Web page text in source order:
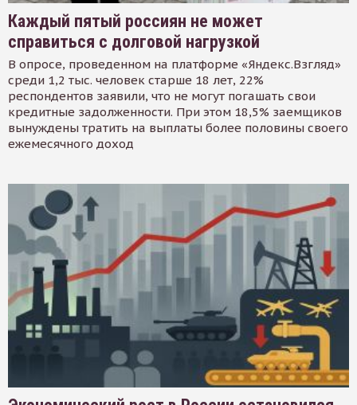
Каждый пятый россиян не может
справиться с долговой нагрузкой
В опросе, проведенном на платформе «Яндекс.Взгляд»
среди 1,2 тыс. человек старше 18 лет, 22%
респондентов заявили, что не могут погашать свои
кредитные задолженности. При этом 18,5% заемщиков
вынуждены тратить на выплаты более половины своего
ежемесячного доход